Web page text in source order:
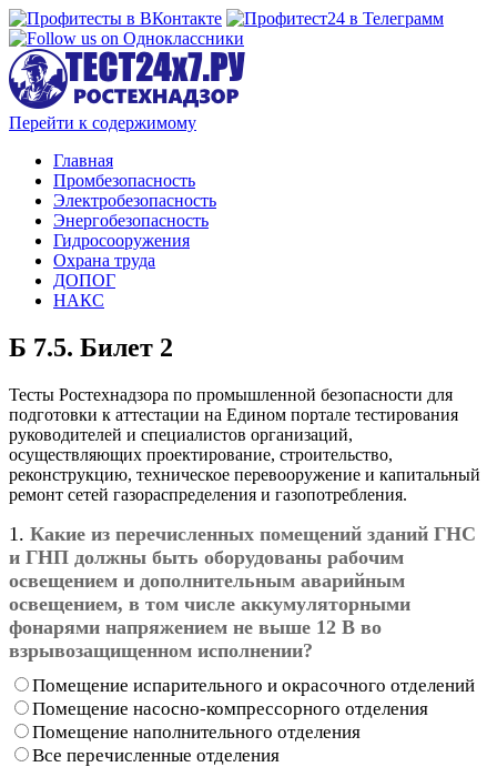
Перейти к содержимому
Главная
Промбезопасность
Электробезопасность
Энергобезопасность
Гидросооружения
Охрана труда
ДОПОГ
НАКС
Б 7.5. Билет 2
Тесты Ростехнадзора по промышленной безопасности для
подготовки к аттестации на Едином портале тестирования
руководителей и специалистов организаций,
осуществляющих проектирование, строительство,
реконструкцию, техническое перевооружение и капитальный
ремонт сетей газораспределения и газопотребления.
1. Какие из перечисленных помещений зданий ГНС
и ГНП должны быть оборудованы рабочим
освещением и дополнительным аварийным
освещением, в том числе аккумуляторными
фонарями напряжением не выше 12 В во
взрывозащищенном исполнении?
Помещение испарительного и окрасочного отделений
Помещение насосно-компрессорного отделения
Помещение наполнительного отделения
Все перечисленные отделения